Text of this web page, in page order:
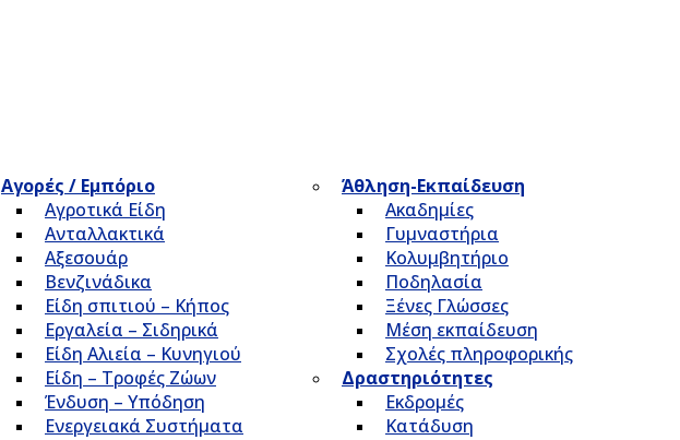
Αγορές / Εμπόριο
Αγροτικά Είδη
Ανταλλακτικά
Αξεσουάρ
Βενζινάδικα
Είδη σπιτιού – Κήπος
Εργαλεία – Σιδηρικά
Είδη Αλιεία – Κυνηγιού
Είδη – Τροφές Ζώων
Ένδυση – Υπόδηση
Ενεργειακά Συστήματα
Άθληση-Εκπαίδευση
Ακαδημίες
Γυμναστήρια
Κολυμβητήριο
Ποδηλασία
Ξένες Γλώσσες
Μέση εκπαίδευση
Σχολές πληροφορικής
Δραστηριότητες
Εκδρομές
Κατάδυση